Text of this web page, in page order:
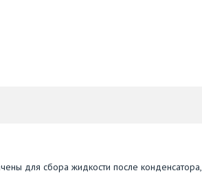
для сбора жидкости после конденсатора,